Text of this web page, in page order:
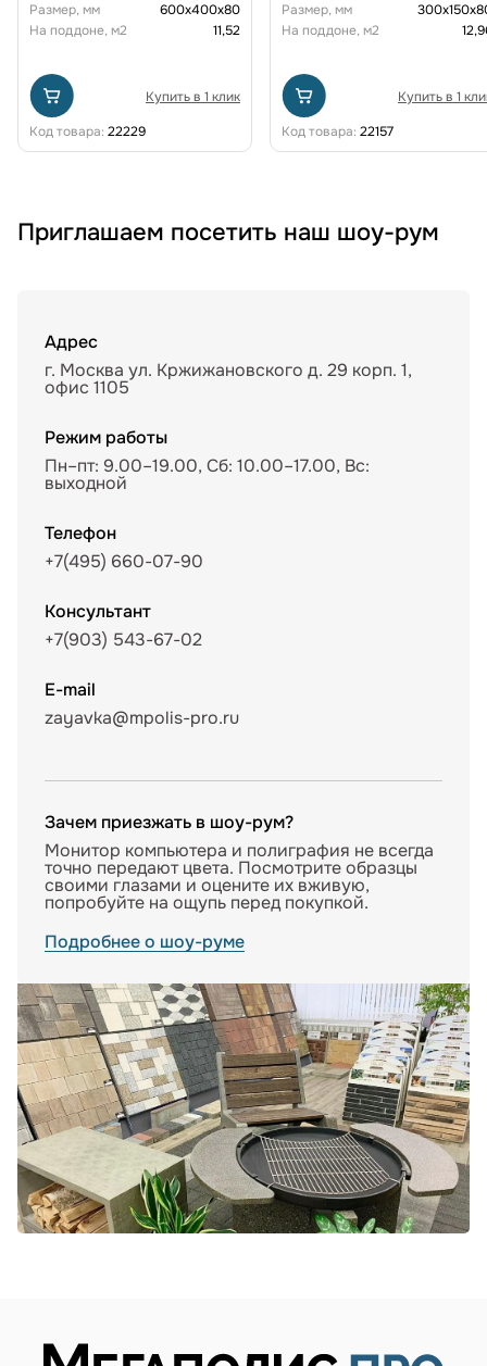
Размер, мм
600х400х80
На поддоне, м2
11,52
Купить в 1 клик
Код товара: 22229
Размер, мм
На поддоне, м2
Купить в 1
Код товара: 22157
Приглашаем посетить наш шоу-рум
Адрес
г. Москва ул. Кржижановского д. 29 корп. 1,
офис 1105
Режим работы
Пн–пт: 9.00–19.00, Сб: 10.00–17.00, Вс:
выходной
Телефон
+7(495) 660-07-90
Консультант
+7(903) 543-67-02
E-mail
zayavka@mpolis-pro.ru
Зачем приезжать в шоу-рум?
Монитор компьютера и полиграфия не всегда
точно передают цвета. Посмотрите образцы
своими глазами и оцените их вживую,
попробуйте на ощупь перед покупкой.
Подробнее о шоу-руме